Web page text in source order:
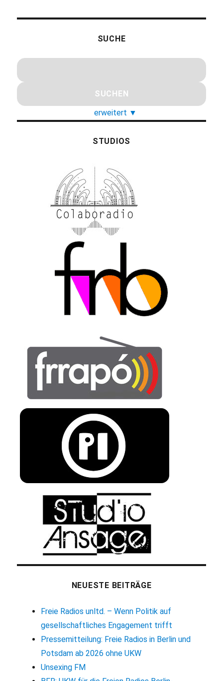
SUCHE
erweitert ▼
STUDIOS
NEUESTE BEITRÄGE
Freie Radios unltd. – Wenn Politik auf
gesellschaftliches Engagement trifft
Pressemitteilung: Freie Radios in Berlin und
Potsdam ab 2026 ohne UKW
Unsexing FM